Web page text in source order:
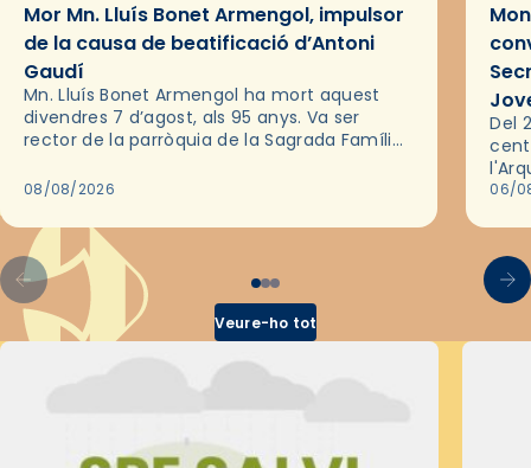
Mor Mn. Lluís Bonet Armengol, impulsor
de la causa de beatificació d’Antoni
Gaudí
Mn. Lluís Bonet Armengol ha mort aquest
divendres 7 d’agost, als 95 anys. Va ser
rector de la parròquia de la Sagrada Família
2018,…
08/08/2026
Del
les
06/
Veure-ho tot